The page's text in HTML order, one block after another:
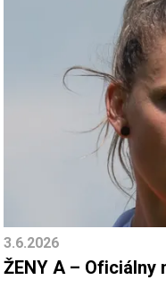
3.6.2026
ŽENY A – Oficiálny